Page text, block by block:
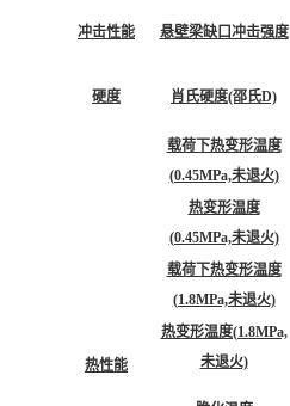
冲击性能 悬壁梁缺口冲击强度
硬度 肖氏硬度(邵氏D)
热性能
载荷下热变形温度
(0.45MPa,未退火)
热变形温度
(0.45MPa,未退火)
载荷下热变形温度
(1.8MPa,未退火)
热变形温度(1.8MPa,
未退火)